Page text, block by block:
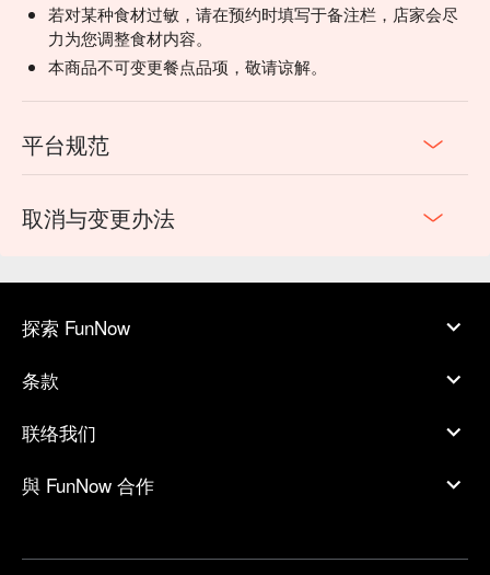
若对某种食材过敏，请在预约时填写于备注栏，店家会尽
力为您调整食材内容。
本商品不可变更餐点品项，敬请谅解。
平台规范
取消与变更办法
探索 FunNow
条款
联络我们
與 FunNow 合作